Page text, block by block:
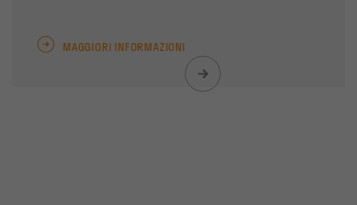
MAGGIORI INFORMAZIONI